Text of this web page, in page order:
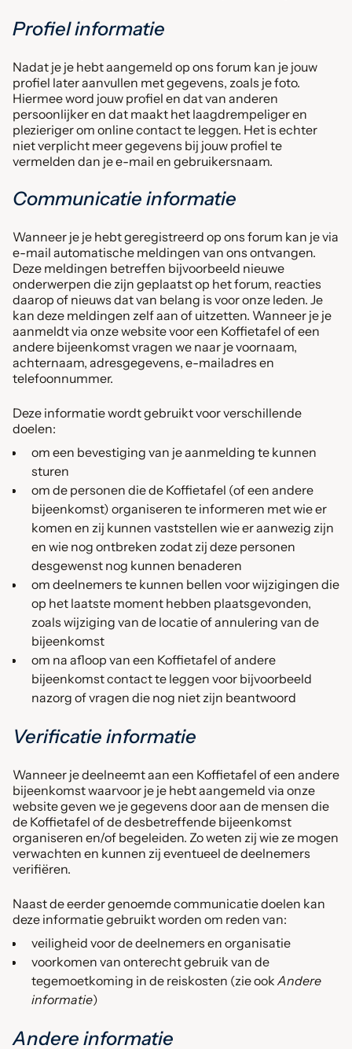
Profiel informatie
Nadat je je hebt aangemeld op ons forum kan je jouw
profiel later aanvullen met gegevens, zoals je foto.
Hiermee word jouw profiel en dat van anderen
persoonlijker en dat maakt het laagdrempeliger en
plezieriger om online contact te leggen. Het is echter
niet verplicht meer gegevens bij jouw profiel te
vermelden dan je e-mail en gebruikersnaam.
Communicatie informatie
Wanneer je je hebt geregistreerd op ons forum kan je via
e-mail automatische meldingen van ons ontvangen.
Deze meldingen betreffen bijvoorbeeld nieuwe
onderwerpen die zijn geplaatst op het forum, reacties
daarop of nieuws dat van belang is voor onze leden. Je
kan deze meldingen zelf aan of uitzetten. Wanneer je je
aanmeldt via onze website voor een Koffietafel of een
andere bijeenkomst vragen we naar je voornaam,
achternaam, adresgegevens, e-mailadres en
telefoonnummer.
Deze informatie wordt gebruikt voor verschillende
doelen:
om een bevestiging van je aanmelding te kunnen
sturen
om de personen die de Koffietafel (of een andere
bijeenkomst) organiseren te informeren met wie er
komen en zij kunnen vaststellen wie er aanwezig zijn
en wie nog ontbreken zodat zij deze personen
desgewenst nog kunnen benaderen
om deelnemers te kunnen bellen voor wijzigingen die
op het laatste moment hebben plaatsgevonden,
zoals wijziging van de locatie of annulering van de
bijeenkomst
om na afloop van een Koffietafel of andere
bijeenkomst contact te leggen voor bijvoorbeeld
nazorg of vragen die nog niet zijn beantwoord
Verificatie informatie
Wanneer je deelneemt aan een Koffietafel of een andere
bijeenkomst waarvoor je je hebt aangemeld via onze
website geven we je gegevens door aan de mensen die
de Koffietafel of de desbetreffende bijeenkomst
organiseren en/of begeleiden. Zo weten zij wie ze mogen
verwachten en kunnen zij eventueel de deelnemers
verifiëren.
Naast de eerder genoemde communicatie doelen kan
deze informatie gebruikt worden om reden van:
veiligheid voor de deelnemers en organisatie
voorkomen van onterecht gebruik van de
tegemoetkoming in de reiskosten (zie ookAndere
informatie)
Andere informatie